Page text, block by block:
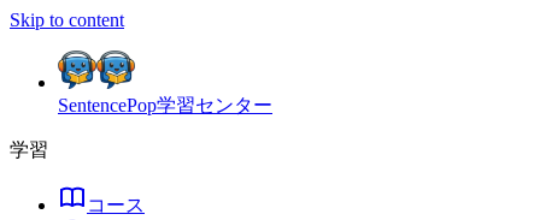
Skip to content
SentencePop学習センター
学習
コース